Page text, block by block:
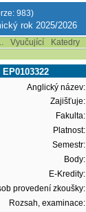
983)
rok 2025/2026
Vyučující Katedry
Anglický název:
Zajišťuje:
Fakulta:
Platnost:
Semestr:
Body:
E-Kredity:
provedení zkoušky:
Rozsah, examinace: